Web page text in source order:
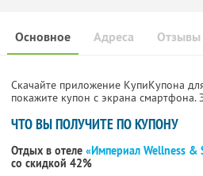
Основное Отзывы
Адреса
Скачайте приложение КупиКупона
покажите купон с экрана смартфона.
ЧТО ВЫ ПОЛУЧИТЕ ПО КУПОНУ
Отдых в отеле «Империал Wellness &
со скидкой 42%